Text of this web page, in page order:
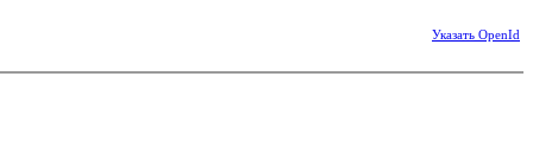
Указать OpenId